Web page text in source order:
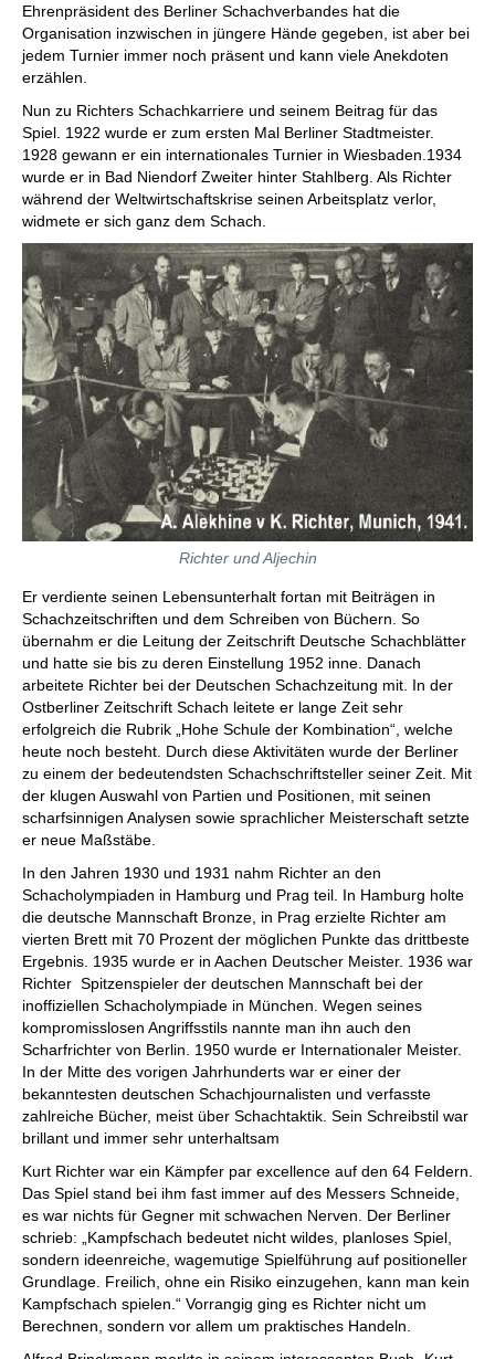
Ehrenpräsident des Berliner Schachverbandes hat die
Organisation inzwischen in jüngere Hände gegeben, ist aber bei
jedem Turnier immer noch präsent und kann viele Anekdoten
erzählen.
Nun zu Richters Schachkarriere und seinem Beitrag für das
Spiel. 1922 wurde er zum ersten Mal Berliner Stadtmeister.
1928 gewann er ein internationales Turnier in Wiesbaden.1934
wurde er in Bad Niendorf Zweiter hinter Stahlberg. Als Richter
während der Weltwirtschaftskrise seinen Arbeitsplatz verlor,
widmete er sich ganz dem Schach.
Richter und Aljechin
Er verdiente seinen Lebensunterhalt fortan mit Beiträgen in
Schachzeitschriften und dem Schreiben von Büchern. So
übernahm er die Leitung der Zeitschrift Deutsche Schachblätter
und hatte sie bis zu deren Einstellung 1952 inne. Danach
arbeitete Richter bei der Deutschen Schachzeitung mit. In der
Ostberliner Zeitschrift Schach leitete er lange Zeit sehr
erfolgreich die Rubrik „Hohe Schule der Kombination“, welche
heute noch besteht. Durch diese Aktivitäten wurde der Berliner
zu einem der bedeutendsten Schachschriftsteller seiner Zeit. Mit
der klugen Auswahl von Partien und Positionen, mit seinen
scharfsinnigen Analysen sowie sprachlicher Meisterschaft setzte
er neue Maßstäbe.
In den Jahren 1930 und 1931 nahm Richter an den
Schacholympiaden in Hamburg und Prag teil. In Hamburg holte
die deutsche Mannschaft Bronze, in Prag erzielte Richter am
vierten Brett mit 70 Prozent der möglichen Punkte das drittbeste
Ergebnis. 1935 wurde er in Aachen Deutscher Meister. 1936 war
Richter Spitzenspieler der deutschen Mannschaft bei der
inoffiziellen Schacholympiade in München. Wegen seines
kompromisslosen Angriffsstils nannte man ihn auch den
Scharfrichter von Berlin. 1950 wurde er Internationaler Meister.
In der Mitte des vorigen Jahrhunderts war er einer der
bekanntesten deutschen Schachjournalisten und verfasste
zahlreiche Bücher, meist über Schachtaktik. Sein Schreibstil war
brillant und immer sehr unterhaltsam
Kurt Richter war ein Kämpfer par excellence auf den 64 Feldern.
Das Spiel stand bei ihm fast immer auf des Messers Schneide,
es war nichts für Gegner mit schwachen Nerven. Der Berliner
schrieb: „Kampfschach bedeutet nicht wildes, planloses Spiel,
sondern ideenreiche, wagemutige Spielführung auf positioneller
Grundlage. Freilich, ohne ein Risiko einzugehen, kann man kein
Kampfschach spielen.“ Vorrangig ging es Richter nicht um
Berechnen, sondern vor allem um praktisches Handeln.